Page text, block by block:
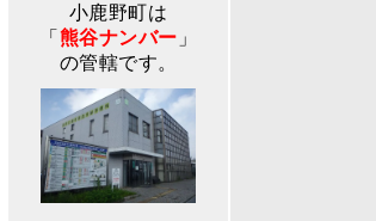
小鹿野町は
「 熊谷ナンバー 」
の管轄です。